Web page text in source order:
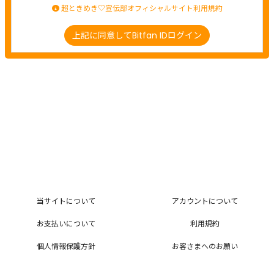
超ときめき♡宣伝部オフィシャルサイト利用規約
上記に同意してBitfan IDログイン
当サイトについて アカウントについて
お支払いについて 利用規約
個人情報保護方針 お客さまへのお願い